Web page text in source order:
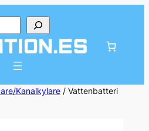
Kanalkylare/ Vattenbatteri